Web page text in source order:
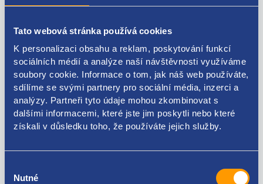
Tato webová stránka používá cookies
K personalizaci obsahu a reklam, poskytování funkcí
sociálních médií a analýze naší návštěvnosti využíváme
soubory cookie. Informace o tom, jak náš web používáte,
sdílíme se svými partnery pro sociální média, inzerci a
analýzy. Partneři tyto údaje mohou zkombinovat s
dalšími informacemi, které jste jim poskytli nebo které
získali v důsledku toho, že používáte jejich služby.
souhlasu
Nutné
Vnitřní kryt zrcátka
barva: 9B9 - saténově černá
strana: levá
VAG originál: 5L0837973
Kódy produktu